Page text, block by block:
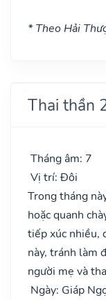
* Theo Hải
Thai thần
Tháng âm: 7
Vị trí: Đôi
Trong tháng
hoặc quanh
tiếp xúc nhiều,
này, tránh làm
người mẹ và
Ngày: Giáp